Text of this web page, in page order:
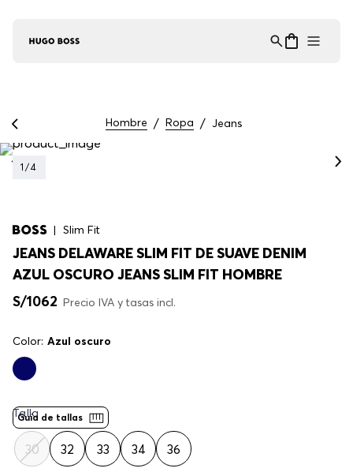
Hombre Ropa Jeans
1 /4
Slim Fit
JEANS DELAWARE SLIM FIT DE SUAVE DENIM
AZUL OSCURO JEANS SLIM FIT HOMBRE
S/1062 Precio IVA y tasas incl.
Color: Azul oscuro
Guía de tallas
Talla
30 32 33 34 36
Asistente Virtual
en línea ⋮